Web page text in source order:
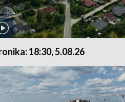
18:30, 5.08.26